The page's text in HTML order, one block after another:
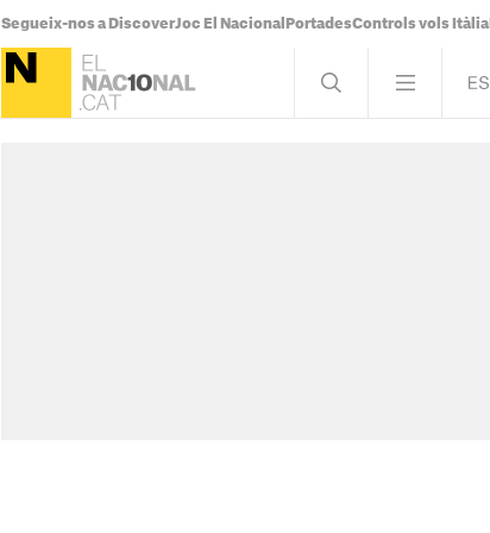
Segueix-nos a DiscoverJoc El Nacional PortadesControls vols Itàlia